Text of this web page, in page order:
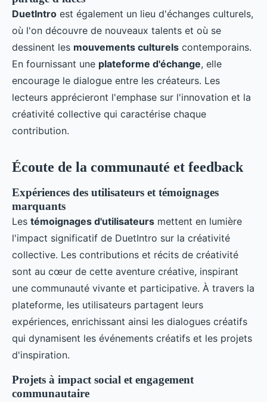
DuetIntro est également un lieu d'échanges culturels,
où l'on découvre de nouveaux talents et où se
dessinent les mouvements culturels contemporains.
En fournissant une plateforme d'échange, elle
encourage le dialogue entre les créateurs. Les
lecteurs apprécieront l'emphase sur l'innovation et la
créativité collective qui caractérise chaque
contribution.
Écoute de la communauté et feedback
Expériences des utilisateurs et témoignages
marquants
Les témoignages d'utilisateurs mettent en lumière
l'impact significatif de DuetIntro sur la créativité
collective. Les contributions et récits de créativité
sont au cœur de cette aventure créative, inspirant
une communauté vivante et participative. À travers la
plateforme, les utilisateurs partagent leurs
expériences, enrichissant ainsi les dialogues créatifs
qui dynamisent les événements créatifs et les projets
d'inspiration.
Projets à impact social et engagement
communautaire